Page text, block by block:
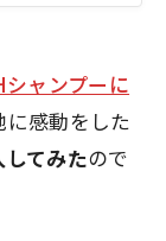
シャンプーに
感動をした
てみたので